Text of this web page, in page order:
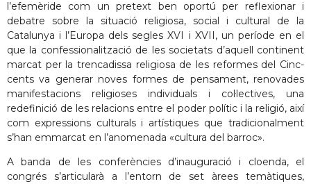
l’efemèride com un pretext ben oportú per reflexionar i
debatre sobre la situació religiosa, social i cultural de la
Catalunya i l’Europa dels segles XVI i XVII, un període en el
que la confessionalització de les societats d’aquell continent
marcat per la trencadissa religiosa de les reformes del Cinc-
cents va generar noves formes de pensament, renovades
manifestacions religioses individuals i col·lectives, una
redefinició de les relacions entre el poder polític i la religió, així
com expressions culturals i artístiques que tradicionalment
s’han emmarcat en l’anomenada «cultura del barroc».
A banda de les conferències d’inauguració i cloenda, el
congrés s’articularà a l’entorn de set àrees temàtiques,